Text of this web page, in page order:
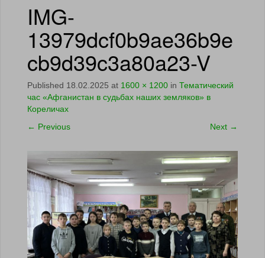
IMG-
13979dcf0b9ae36b9e
cb9d39c3a80a23-V
Published 18.02.2025 at 1600 × 1200 in Тематический
час «Афганистан в судьбах наших земляков» в
Кореличах
← Previous Next →